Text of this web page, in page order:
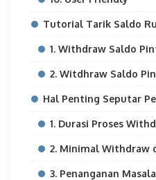
Tutorial Tarik Saldo
1. Withdraw Saldo
2. Witdhraw Saldo
Hal Penting Seputar
1. Durasi Proses
2. Minimal Withdraw
3. Penanganan